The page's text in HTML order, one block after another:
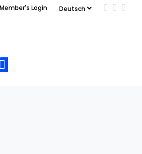
Member's Login Add us
Follow